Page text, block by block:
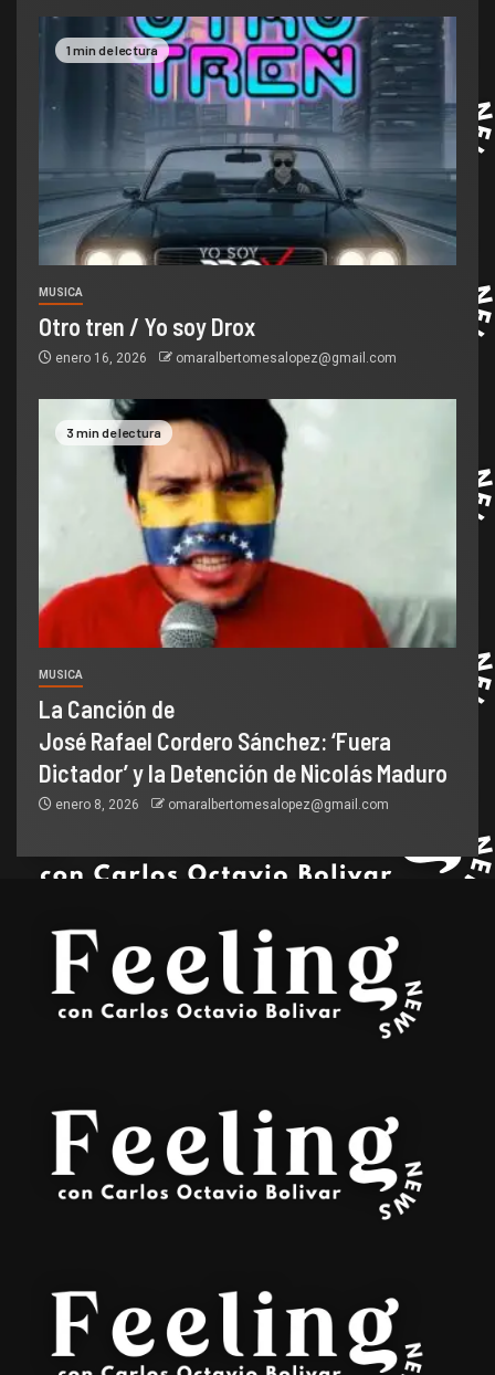
1 min de lectura
MUSICA
Otro tren / Yo soy Drox
enero 16, 2026 omaralbertomesalopez@gmail.com
3 min de lectura
MUSICA
La Canción de
José Rafael Cordero Sánchez: ‘Fuera
Dictador’ y la Detención de Nicolás Maduro
enero 8, 2026 omaralbertomesalopez@gmail.com